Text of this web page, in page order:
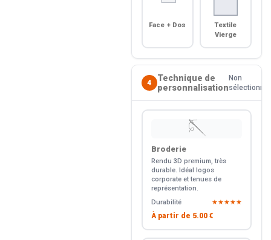
Face + Dos
Textile
Vierge
4
Technique de
personnalisation
Non
sélectionné
🪡
Broderie
Rendu 3D premium, très
durable. Idéal logos
corporate et tenues de
représentation.
Durabilité
★★★★★
À partir de 5.00 €